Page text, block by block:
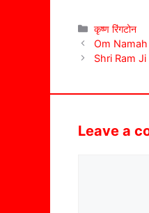
Categories
कृष्ण रिंगटोन
Om
Shri Ram
Leave a